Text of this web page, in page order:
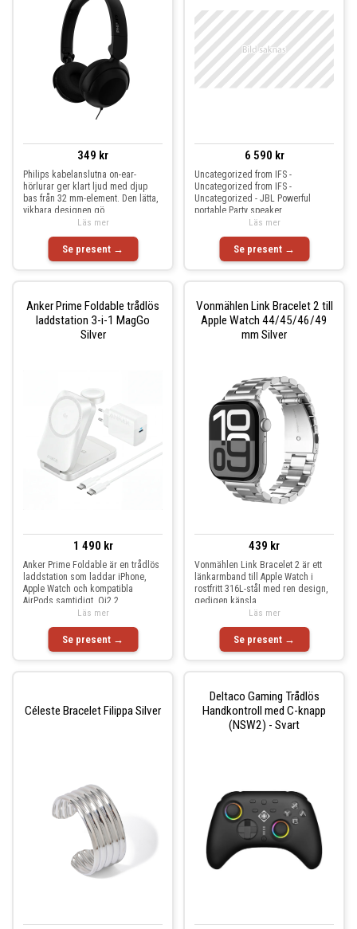
349 kr
Philips kabelanslutna on-ear-
hörlurar ger klart ljud med djup
bas från 32 mm-element. Den lätta,
vikbara designen gö
Se present →
Läs mer
6 590 kr
Uncategorized from IFS -
Uncategorized from IFS -
Uncategorized - JBL Powerful
portable Party speaker
Se present →
Läs mer
Anker Prime Foldable trådlös
laddstation 3-i-1 MagGo
Silver
1 490 kr
Anker Prime Foldable är en trådlös
laddstation som laddar iPhone,
Apple Watch och kompatibla
AirPods samtidigt. Qi2.2
Se present →
Läs mer
Vonmählen Link Bracelet 2 till
Apple Watch 44/45/46/49
mm Silver
439 kr
Vonmählen Link Bracelet 2 är ett
länkarmband till Apple Watch i
rostfritt 316L-stål med ren design,
gedigen känsla
Se present →
Läs mer
Céleste Bracelet Filippa Silver
Deltaco Gaming Trådlös
Handkontroll med C-knapp
(NSW2) - Svart